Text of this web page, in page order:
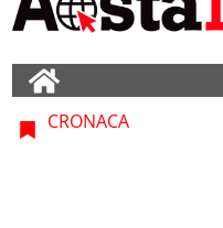
CRONACA